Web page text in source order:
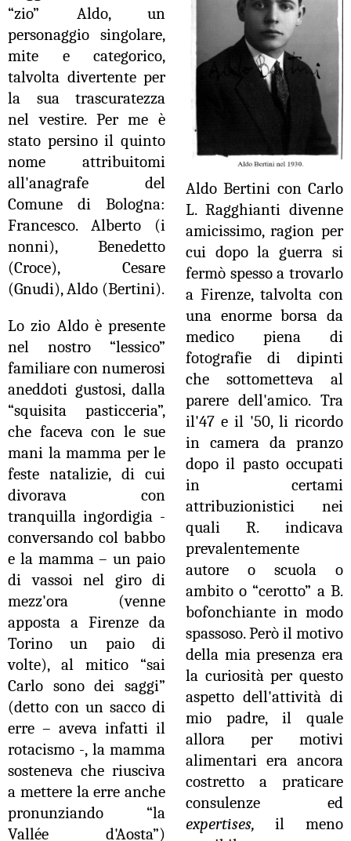
“zio” Aldo, un
personaggio singolare,
mite e categorico,
talvolta divertente per
la sua trascuratezza
nel vestire. Per me è
stato persino il quinto
nome attribuitomi
all'anagrafe del
Comune di Bologna:
Francesco. Alberto (i
nonni), Benedetto
(Croce), Cesare
(Gnudi), Aldo (Bertini).
Lo zio Aldo è presente
nel nostro “lessico”
familiare con numerosi
aneddoti gustosi, dalla
“squisita pasticceria”,
che faceva con le sue
mani la mamma per le
feste natalizie, di cui
divorava con
tranquilla ingordigia -
conversando col babbo
e la mamma – un paio
di vassoi nel giro di
mezz'ora (venne
apposta a Firenze da
Torino un paio di
volte), al mitico “sai
Carlo sono dei saggi”
(detto con un sacco di
erre – aveva infatti il
rotacismo -, la mamma
sosteneva che riusciva
a mettere la erre anche
pronunziando “la
Vallée d'Aosta”)
Aldo Bertini con Carlo
L. Ragghianti divenne
amicissimo, ragion per
cui dopo la guerra si
fermò spesso a trovarlo
a Firenze, talvolta con
una enorme borsa da
medico piena di
fotografie di dipinti
che sottometteva al
parere dell'amico. Tra
il'47 e il '50, li ricordo
in camera da pranzo
dopo il pasto occupati
in certami
attribuzionistici nei
quali R. indicava
prevalentemente
autore o scuola o
ambito o “cerotto” a B.
bofonchiante in modo
spassoso. Però il motivo
della mia presenza era
la curiosità per questo
aspetto dell'attività di
mio padre, il quale
allora per motivi
alimentari era ancora
costretto a praticare
consulenze ed
expertises, il meno